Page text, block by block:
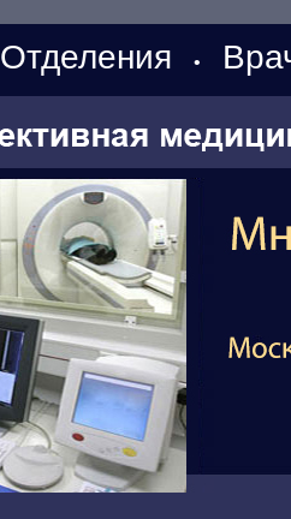
Отделения •